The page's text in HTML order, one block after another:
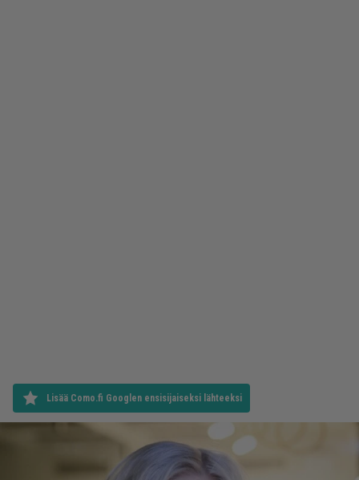
Lisää Como.fi Googlen ensisijaiseksi lähteeksi